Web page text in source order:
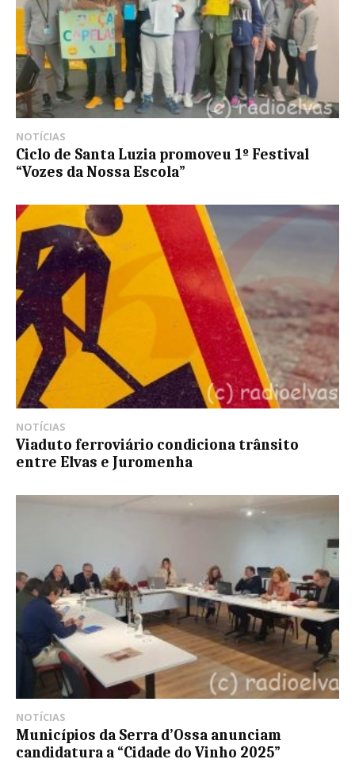
NOTÍCIAS
Ciclo de Santa Luzia promoveu 1º Festival
“Vozes da Nossa Escola”
NOTÍCIAS
Viaduto ferroviário condiciona trânsito
entre Elvas e Juromenha
NOTÍCIAS
Municípios da Serra d’Ossa anunciam
candidatura a “Cidade do Vinho 2025”